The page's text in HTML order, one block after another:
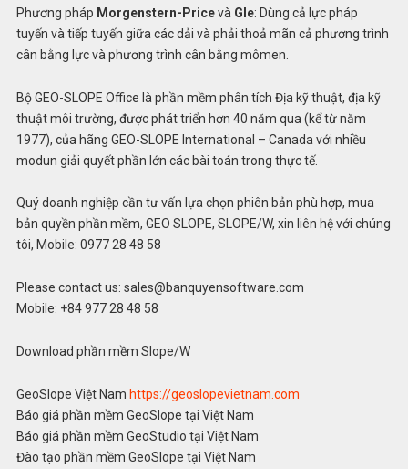
Phương pháp Morgenstern-Pricevà Gle: Dùng cả lực pháp
tuyến và tiếp tuyến giữa các dải và phải thoả mãn cả phương trình
cân bằng lực và phương trình cân bằng mômen.
Bộ GEO-SLOPE Office là phần mềm phân tích Địa kỹ thuật, địa kỹ
thuật môi trường, được phát triển hơn 40 năm qua (kể từ năm
1977), của hãng GEO-SLOPE International – Canada với nhiều
modun giải quyết phần lớn các bài toán trong thực tế.
Quý doanh nghiệp cần tư vấn lựa chọn phiên bản phù hợp, mua
bản quyền phần mềm, GEO SLOPE, SLOPE/W, xin liên hệ với chúng
tôi, Mobile: 0977 28 48 58
Please contact us: sales@banquyensoftware.com
Mobile: +84 977 28 48 58
Download phần mềm Slope/W
GeoSlope Việt Nam https://geoslopevietnam.com
Báo giá phần mềm GeoSlope tại Việt Nam
Báo giá phần mềm GeoStudio tại Việt Nam
Đào tạo phần mềm GeoSlope tại Việt Nam